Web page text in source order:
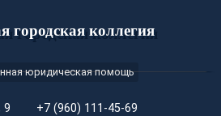
городская коллегия
юридическая помощь
9
+7 (960) 111-45-69